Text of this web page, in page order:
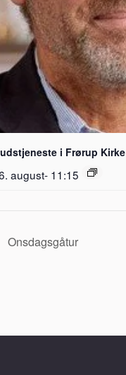
i Frørup Kirke
august- 11:15
Onsdagsgåtur